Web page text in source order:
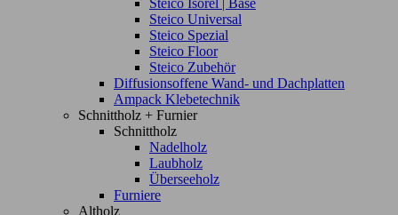
Steico Isorel | Base
Steico Universal
Steico Spezial
Steico Floor
Steico Zubehör
Diffusionsoffene Wand- und Dachplatten
Ampack Klebetechnik
Schnittholz + Furnier
Schnittholz
Nadelholz
Laubholz
Überseeholz
Furniere
Altholz